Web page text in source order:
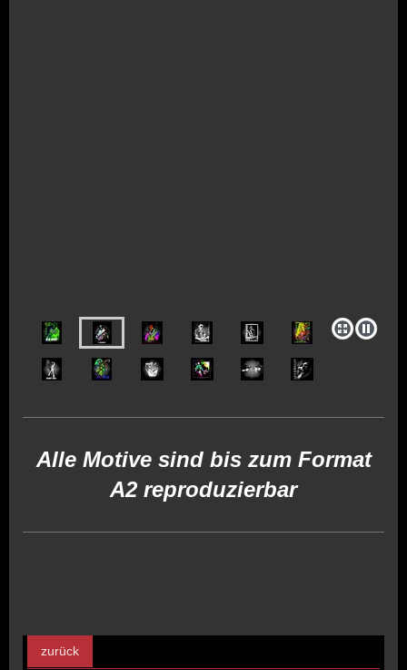
Alle Motive sind bis zum Format
A2 reproduzierbar
zurück